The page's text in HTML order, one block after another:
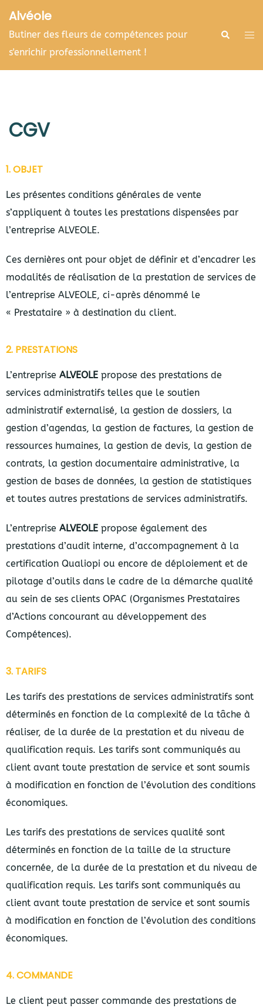
Alvéole
Butiner des fleurs de compétences pour
s'enrichir professionnellement !
CGV
1. OBJET
Les présentes conditions générales de vente
s’appliquent à toutes les prestations dispensées par
l’entreprise ALVEOLE.
Ces dernières ont pour objet de définir et d’encadrer les
modalités de réalisation de la prestation de services de
l’entreprise ALVEOLE, ci-après dénommé le
« Prestataire » à destination du client.
2. PRESTATIONS
L’entreprise ALVEOLE propose des prestations de
services administratifs telles que le soutien
administratif externalisé, la gestion de dossiers, la
gestion d’agendas, la gestion de factures, la gestion de
ressources humaines, la gestion de devis, la gestion de
contrats, la gestion documentaire administrative, la
gestion de bases de données, la gestion de statistiques
et toutes autres prestations de services administratifs.
L’entreprise ALVEOLE propose également des
prestations d’audit interne, d’accompagnement à la
certification Qualiopi ou encore de déploiement et de
pilotage d’outils dans le cadre de la démarche qualité
au sein de ses clients OPAC (Organismes Prestataires
d’Actions concourant au développement des
Compétences).
3. TARIFS
Les tarifs des prestations de services administratifs sont
déterminés en fonction de la complexité de la tâche à
réaliser, de la durée de la prestation et du niveau de
qualification requis. Les tarifs sont communiqués au
client avant toute prestation de service et sont soumis
à modification en fonction de l’évolution des conditions
économiques.
Les tarifs des prestations de services qualité sont
déterminés en fonction de la taille de la structure
concernée, de la durée de la prestation et du niveau de
qualification requis. Les tarifs sont communiqués au
client avant toute prestation de service et sont soumis
à modification en fonction de l’évolution des conditions
économiques.
4. COMMANDE
Le client peut passer commande des prestations de